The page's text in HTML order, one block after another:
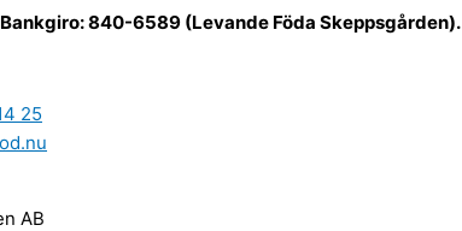
840-6589 (Levande Föda Skeppsgården).
25
AB